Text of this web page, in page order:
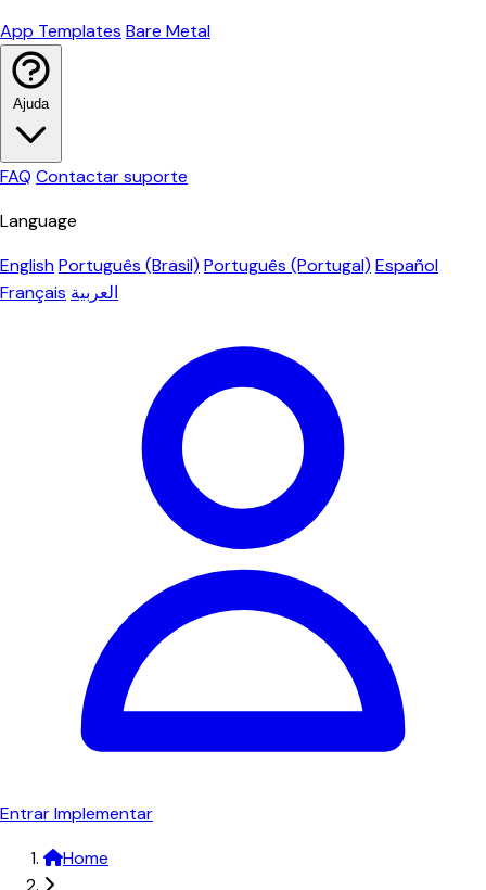
App Templates Bare Metal
Ajuda
FAQ Contactar suporte
Language
EnglishPortuguês (Brasil) Português (Portugal) Español
Français العربية
EntrarImplementar
Home